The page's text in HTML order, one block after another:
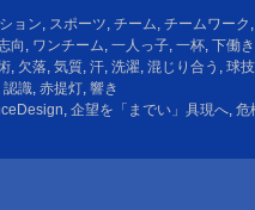
ョン, スポーツ, チーム, チームワーク
向 , ワンチーム, 一人っ子, 一杯, 下働き
, 欠落, 気質, 汗, 洗濯, 混じり合う , 球技
認識, 赤提灯, 響き
, 企望を「までい」具現へ, 危